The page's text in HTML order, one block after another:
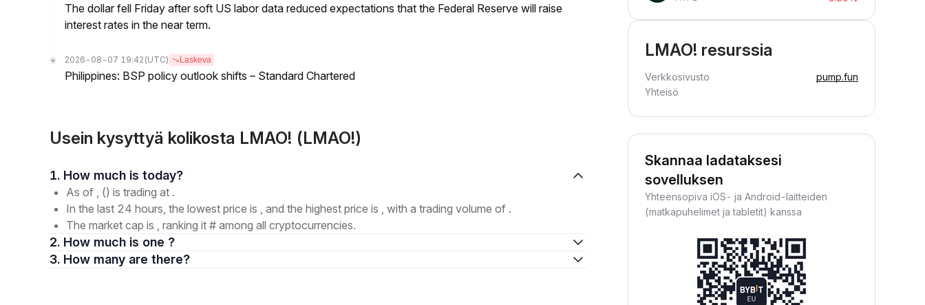
The dollar fell Friday after soft US labor data reduced expectations that the Federal Reserve will raise
interest rates in the near term.
2026-08-07 19:42 (UTC) Laskeva
Philippines: BSP policy outlook shifts – Standard Chartered
Usein kysyttyä kolikosta LMAO! (LMAO!)
1. How much is today?
As of , () is trading at .
In the last 24 hours, the lowest price is , and the highest price is , with a trading volume of .
The market cap is , ranking it # among all cryptocurrencies.
2. How much is one ?
3. How many are there?
LMAO! resurssia
Verkkosivusto
pump.fun
Yhteisö
Skannaa ladataksesi
sovelluksen
Yhteensopiva iOS- ja Android-laitteiden
(matkapuhelimet ja tabletit) kanssa